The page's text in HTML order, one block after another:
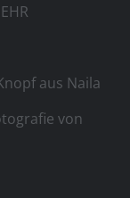
aus Naila
von